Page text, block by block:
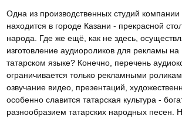
Одна из производственных студий
находится в городе Казани - прекрасной
народа. Где же ещё, как не здесь,
изготовление аудиороликов для рекламы
татарском языке? Конечно, перечень
ограничивается только рекламными
озвучание видео, презентаций,
особенно славится татарская культура -
разнообразием татарских народных песен.